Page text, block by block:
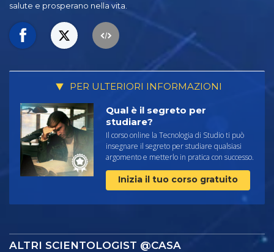
salute e prosperano nella vita.
PER ULTERIORI INFORMAZIONI
Qual è il segreto per
studiare?
Il corso online la Tecnologia di Studio ti può
insegnare il segreto per studiare qualsiasi
argomento e metterlo in pratica con successo.
Inizia il tuo corso gratuito
ALTRI SCIENTOLOGIST @CASA